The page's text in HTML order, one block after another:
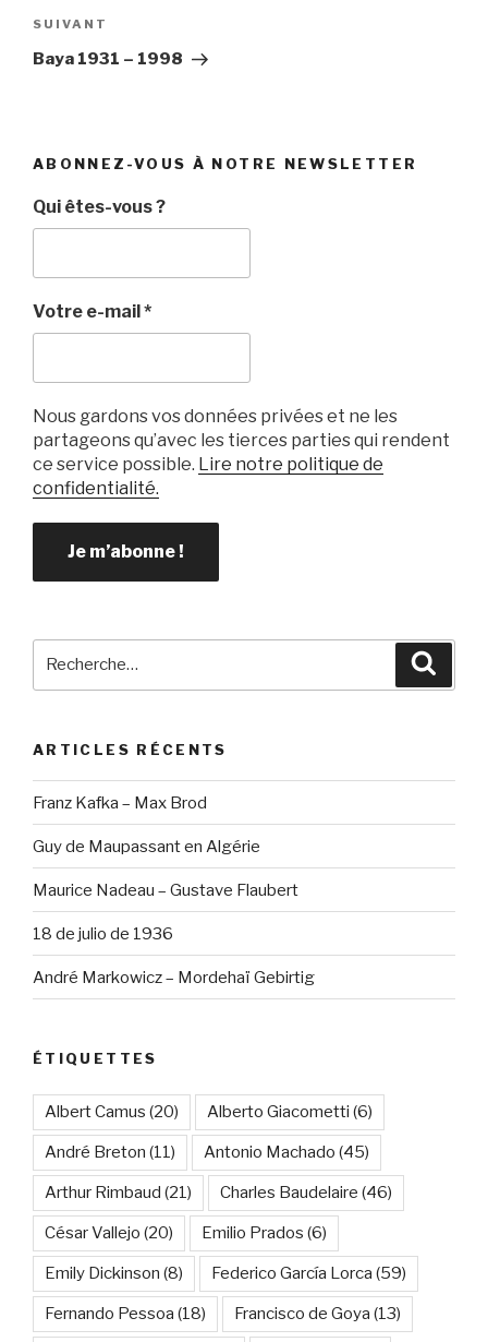
Article
suivant
SUIVANT
Baya 1931 – 1998
ABONNEZ-VOUS À NOTRE NEWSLETTER
Qui êtes-vous ?
Votre e-mail*
Nous gardons vos données privées et ne les
partageons qu’avec les tierces parties qui rendent
ce service possible. Lire notre politique de
confidentialité.
ARTICLES RÉCENTS
Franz Kafka – Max Brod
Guy de Maupassant en Algérie
Maurice Nadeau – Gustave Flaubert
18 de julio de 1936
André Markowicz – Mordehaï Gebirtig
ÉTIQUETTES
Albert Camus (20) Alberto Giacometti (6)
André Breton (11) Antonio Machado (45)
Arthur Rimbaud (21) Charles Baudelaire (46)
César Vallejo (20) Emilio Prados (6)
Emily Dickinson (8) Federico García Lorca (59)
Fernando Pessoa (18) Francisco de Goya (13)